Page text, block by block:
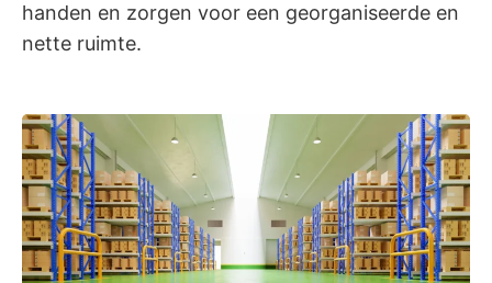
handen en zorgen voor een georganiseerde en
nette ruimte.